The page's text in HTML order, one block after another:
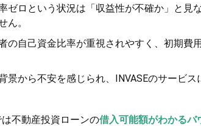
ゼロという状況は「収益性が不確か」と見
ん。
の自己資金比率が重視されやすく、初期費
景から不安を感じられ、INVASEのサービス
は不動産投資ローンの借入可能額がわかるバ